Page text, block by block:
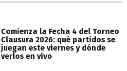
Comienza la Fecha 4 del Torneo
Clausura 2026: qué partidos se
juegan este viernes y dónde
verlos en vivo